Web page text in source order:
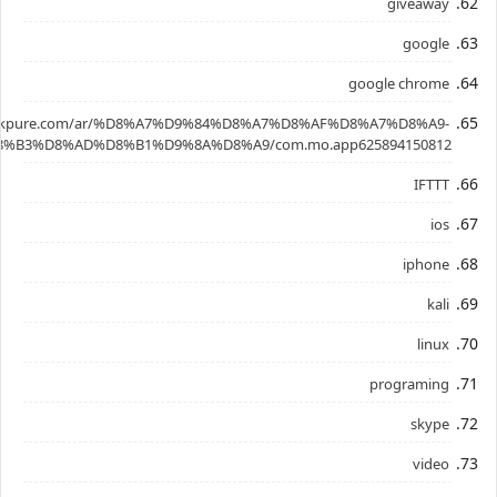
google
google chrome
ar/%D8%A7%D9%84%D8%A7%D8%AF%D8%A7%D8%A9-
com.mo.app625894150812
IFTTT
ios
iphone
kali
linux
programing
skype
video